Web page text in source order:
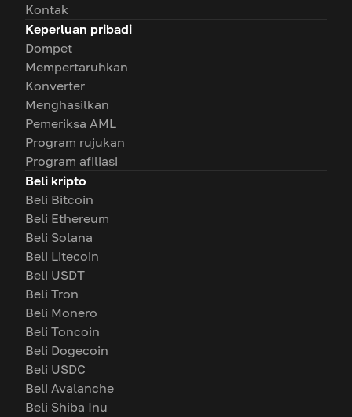
Kontak
Keperluan pribadi
Dompet
Mempertaruhkan
Konverter
Menghasilkan
Pemeriksa AML
Program rujukan
Program afiliasi
Beli kripto
Beli Bitcoin
Beli Ethereum
Beli Solana
Beli Litecoin
Beli USDT
Beli Tron
Beli Monero
Beli Toncoin
Beli Dogecoin
Beli USDC
Beli Avalanche
Beli Shiba Inu